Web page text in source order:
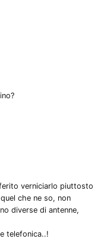
verniciarlo piuttosto
che ne so, non
diverse di antenne,
telefonica..!